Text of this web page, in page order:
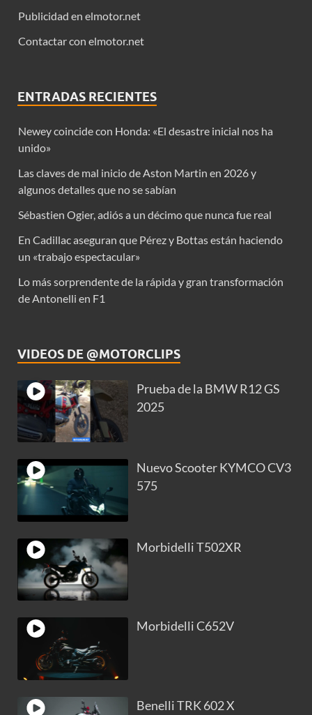
Publicidad en elmotor.net
Contactar con elmotor.net
ENTRADAS RECIENTES
Newey coincide con Honda: «El desastre inicial nos ha
unido»
Las claves de mal inicio de Aston Martin en 2026 y
algunos detalles que no se sabían
Sébastien Ogier, adiós a un décimo que nunca fue real
En Cadillac aseguran que Pérez y Bottas están haciendo
un «trabajo espectacular»
Lo más sorprendente de la rápida y gran transformación
de Antonelli en F1
VIDEOS DE @MOTORCLIPS
Prueba de la BMW R12 GS
2025
Nuevo Scooter KYMCO CV3
575
Morbidelli T502XR
Morbidelli C652V
Benelli TRK 602 X